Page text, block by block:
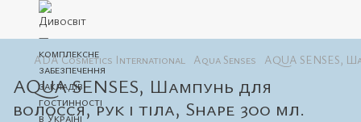
ADA Cosmetics International Aqua Senses AQUA SENSES,
AQUA SENSES, Шампунь для
волосся, рук і тіла, Shape 300 мл.